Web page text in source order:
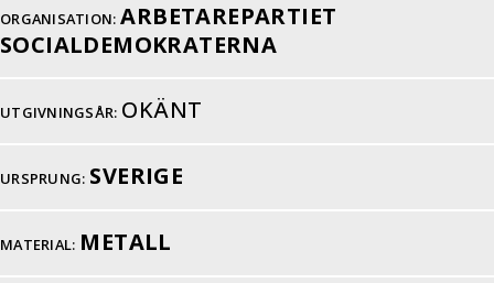
ORGANISATION: ARBETAREPARTIET
SOCIALDEMOKRATERNA
UTGIVNINGSÅR: OKÄNT
URSPRUNG: SVERIGE
MATERIAL: METALL